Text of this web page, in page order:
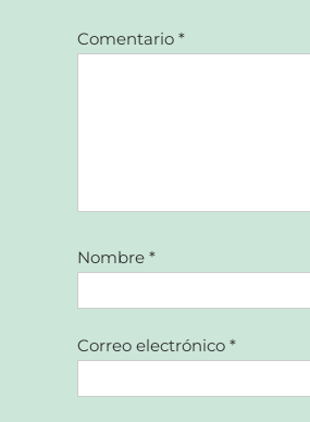
Comentario*
Nombre*
Correo electrónico*